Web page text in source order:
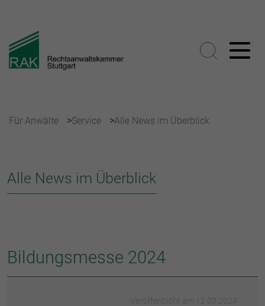
Für Anwälte Service Alle News im Überblick
Alle News im Überblick
Bildungsmesse 2024
Veröffentlicht am 12.03.2024